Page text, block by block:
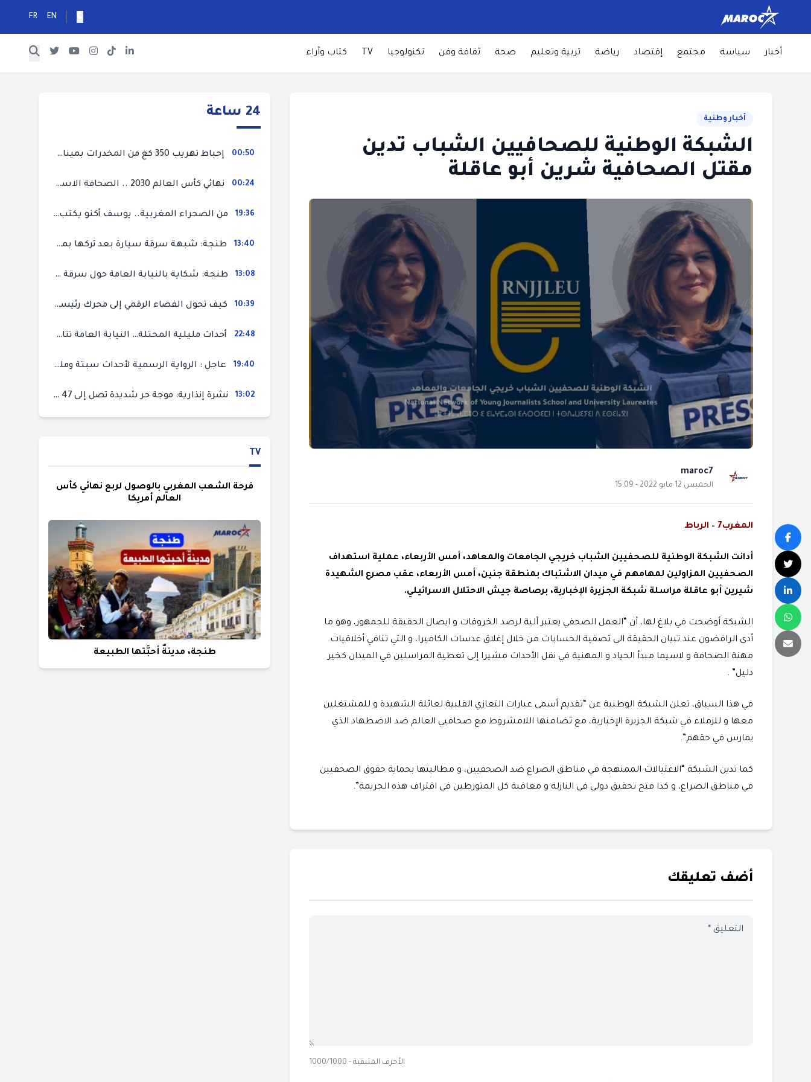
EN
FR
أخبار سياسة مجتمع إقتصاد رياضة تربية وتعليم صحة ثقافة وفن تكنولوجيا TV كتاب وآراء
أخبار وطنية
الشبكة الوطنية للصحافيين الشباب تدين
مقتل الصحافية شرين أبو عاقلة
maroc7
الخميس 12 مايو 2022 - 15:09
المغرب7 – الرباط
أدانت الشبكة الوطنية للصحفيين الشباب خريجي الجامعات والمعاهد، أمس الأربعاء، عملية استهداف
الصحفيين المزاولين لمهامهم في ميدان الاشتباك بمنطقة جنين، أمس الأربعاء، عقب مصرع الشهيدة
شيرين أبو عاقلة مراسلة شبكة الجزيرة الإخبارية، برصاصة جيش الاحتلال الاسرائيلي.
الشبكة أوضحت في بلاغ لها، أن “العمل الصحفي يعتبر آلية لرصد الخروقات و ايصال الحقيقة للجمهور، وهو ما
أدى الرافضون عند تبيان الحقيقة الى تصفية الحسابات من خلال إغلاق عدسات الكاميرا، و التي تنافي أخلاقيات
مهنة الصحافة و لاسيما مبدأ الحياد و المهنية في نقل الأحداث مشيرا إلى تغطية المراسلين في الميدان كخير
دليل” .
في هذا السياق، تعلن الشبكة الوطنية عن “تقديم أسمى عبارات التعازي القلبية لعائلة الشهيدة و للمشتغلين
معها و للزملاء في شبكة الجزيرة الإخبارية، مع تضامنها اللامشروط مع صحافيي العالم ضد الاضطهاد الذي
يمارس في حقهم”.
كما تدين الشبكة “الاغتيالات الممنهجة في مناطق الصراع ضد الصحفيين، و مطالبتها بحماية حقوق الصحفيين
في مناطق الصراع، و كذا فتح تحقيق دولي في النازلة و معاقبة كل المتورطين في اقتراف هذه الجريمة”.
أضف تعليقك
الأحرف المتبقية - 1000/1000
24 ساعة
00:50 إحباط تهريب 350 كغ من المخدرات بميناء طنجة المتوسط
00:24 نهائي كأس العالم 2030 .. الصحافة الاسبانية قلقة من حسم الملف لصالح المغرب و”تتهم رئيس الفيفا”
19:36 من الصحراء المغربية.. يوسف أكنو يكتب عن أزمة سبتة المحتلة ويؤكد ان الهجرة السرية ليست حلا وبناء الوطن هو الخيار الأفضل
13:40 طنجة: شبهة سرقة سيارة بعد تركها بمحل ميكانيك للإصلاح
13:08 طنجة: شكاية بالنيابة العامة حول سرقة سيارة تركها صاحبها بمحل ميكانيك للإصلاح
10:39 كيف تحول الفضاء الرقمي إلى محرك رئيسي لأحداث الهجرة في سبتة؟
22:48 أحداث مليلية المحتلة… النيابة العامة تتابع 50 متورطا في محاولة اقتحام السياح الحدودي بتهم ثقيلة
19:40 عاجل : الرواية الرسمية لأحداث سبتة ومليلية المحتلتين (وزارة الداخلية)
13:02 نشرة إنذارية: موجة حر شديدة تصل إلى 47 درجة بمختلف مناطق المغرب
TV
فرحة الشعب المغربي بالوصول لربع نهائي كأس
العالم أمريكا
طنجة، مدينةٌ أحبَّتها الطبيعة